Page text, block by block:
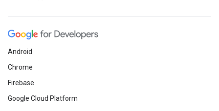
Android
Chrome
Firebase
Google Cloud Platform